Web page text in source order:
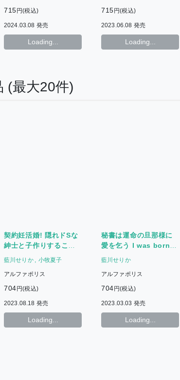
715 円(税込)
2024.03.08 発売
Loading...
715 円(税込)
2023.06.08 発売
Loading...
(最大20件)
契約妊活婚! 隠れドSな
紳士と子作りすること
になりました
藍川せりか 小牧夏子
アルファポリス
704 円(税込)
2023.08.18 発売
Loading...
秘書は運命の旦那様に
愛を乞う I was born
to love you
藍川せりか
アルファポリス
704 円(税込)
2023.03.03 発売
Loading...